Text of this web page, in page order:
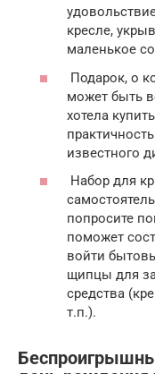
кресле,
маленькое
Подарок, о
может быть
хотела
известного
Набор для
попросите
поможет
войти
щипцы для
средства
т.п.).